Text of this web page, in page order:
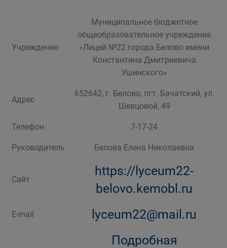
Учреждение
Муниципальное бюджетное
общеобразовательное учреждение
«Лицей №22 города Белово имени
Константина Дмитриевича
Ушинского»
Адрес
652642, г. Белово, пгт. Бачатский, ул.
Шевцовой, 49
Телефон 7-17-24
Руководитель Белова Елена Николаевна
Сайт
https://lyceum22-
belovo.kemobl.ru
E-mail
lyceum22@mail.ru
Подробная